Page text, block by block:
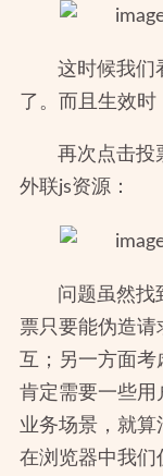
这时候我们
了。而且生效
再次点击投
外联js资源：
问题虽然找
票只要能伪造请
互；另一方面
肯定需要一些用
业务场景，就算
在浏览器中我们